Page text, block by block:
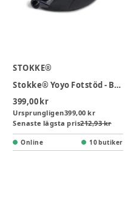
STOKKE®
Stokke® Yoyo Fotstöd - Black
399,00 kr
Ursprungligen399,00 kr
Senaste lägsta pris212,93 kr
Online 10 butiker